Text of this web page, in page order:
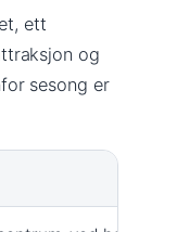
ett
og
sesong er